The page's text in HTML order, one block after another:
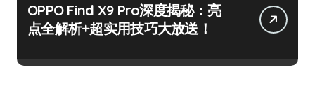
OPPO Find X9 Pro深度揭秘：亮
点全解析+超实用技巧大放送！